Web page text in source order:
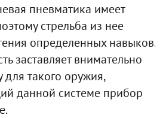
пневматика имеет
стрельба из нее
определенных навыков.
заставляет внимательно
для такого оружия,
данной системе прибор